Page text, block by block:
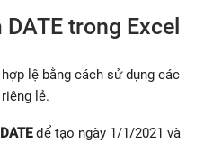
trong Excel
lệ bằng cách sử dụng các
lẻ.
DATEđể tạo ngày 1/1/2021 và